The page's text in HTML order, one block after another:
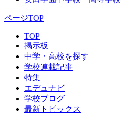
ページTOP
TOP
掲示板
中学・高校を探す
学校連載記事
特集
エデュナビ
学校ブログ
最新トピックス